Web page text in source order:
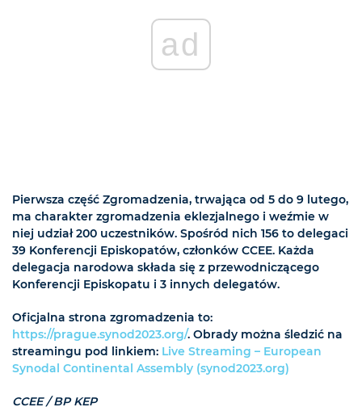
ad
Pierwsza część Zgromadzenia, trwająca od 5 do 9 lutego,
ma charakter zgromadzenia eklezjalnego i weźmie w
niej udział 200 uczestników. Spośród nich 156 to delegaci
39 Konferencji Episkopatów, członków CCEE. Każda
delegacja narodowa składa się z przewodniczącego
Konferencji Episkopatu i 3 innych delegatów.
Oficjalna strona zgromadzenia to:
https://prague.synod2023.org/. Obrady można śledzić na
streamingu pod linkiem: Live Streaming – European
Synodal Continental Assembly (synod2023.org)
CCEE / BP KEP